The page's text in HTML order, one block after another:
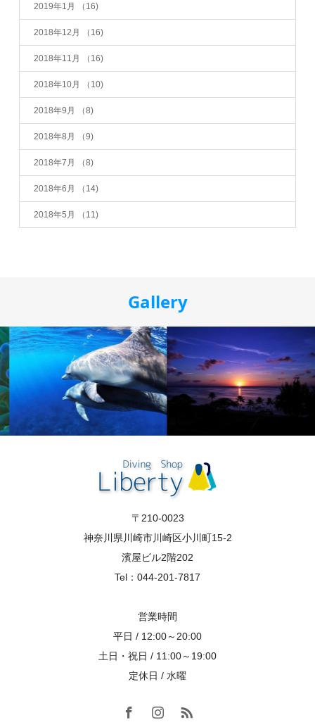
2019年1月 （16)
2018年12月 （16)
2018年11月 （16)
2018年10月 （10)
2018年9月 （8)
2018年8月 （9)
2018年7月 （8)
2018年6月 （14)
2018年5月 （11)
Gallery
〒210-0023
神奈川県川崎市川崎区小川町15-2
濱屋ビル2階202
Tel：044-201-7817
営業時間
平日 / 12:00～20:00
土日・祝日 / 11:00～19:00
定休日 / 水曜